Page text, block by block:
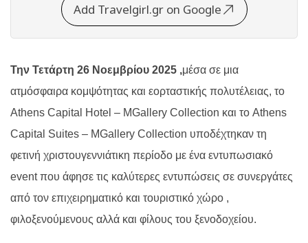
Add Travelgirl.gr on Google
Την Τετάρτη 26 Νοεμβρίου 2025 ,μέσα σε μια
ατμόσφαιρα κομψότητας και εορταστικής πολυτέλειας, το
Athens Capital Hotel – MGallery Collection και το Athens
Capital Suites – MGallery Collection υποδέχτηκαν τη
φετινή χριστουγεννιάτικη περίοδο με ένα εντυπωσιακό
eventπου άφησε τις καλύτερες εντυπώσεις σε συνεργάτες
από τον επιχειρηματικό και τουριστικό χώρο ,
φιλοξενούμενους αλλά και φίλους του ξενοδοχείου.